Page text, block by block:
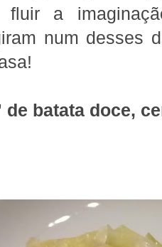
fluir a
num desses
batata doce,